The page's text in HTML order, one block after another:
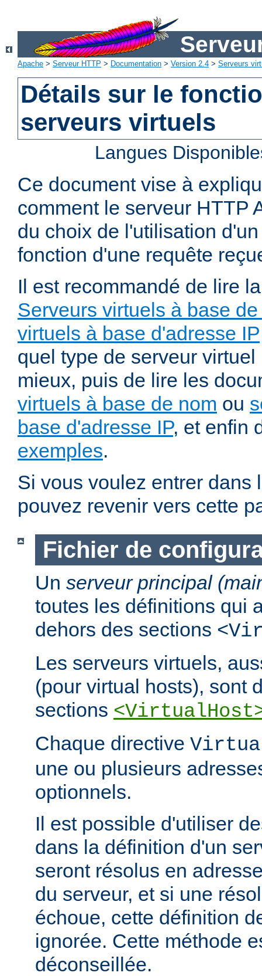
Apache > Serveur HTTP > Documentation > Version 2.4 > Serveurs
Détails sur le
serveurs virtuels
Langues
Ce document vise à
comment le serveur HTTP
du choix de l'utilisation
fonction d'une requête
Il est recommandé de lire
Serveurs virtuels à base
virtuels à base d'adresse IP
quel type de serveur
mieux, puis de lire les
virtuels à base de nom ou
base d'adresse IP, et enfin
exemples.
Si vous voulez entrer dans
pouvez revenir vers cette
Fichier de
Un serveur principal
toutes les définitions qui
dehors des sections
Les serveurs virtuels,
(pour virtual hosts), sont
sections
Chaque directive
une ou plusieurs
optionnels.
Il est possible d'utiliser
dans la définition d'un
seront résolus en
du serveur, et si une
échoue, cette définition
ignorée. Cette méthode
déconseillée.